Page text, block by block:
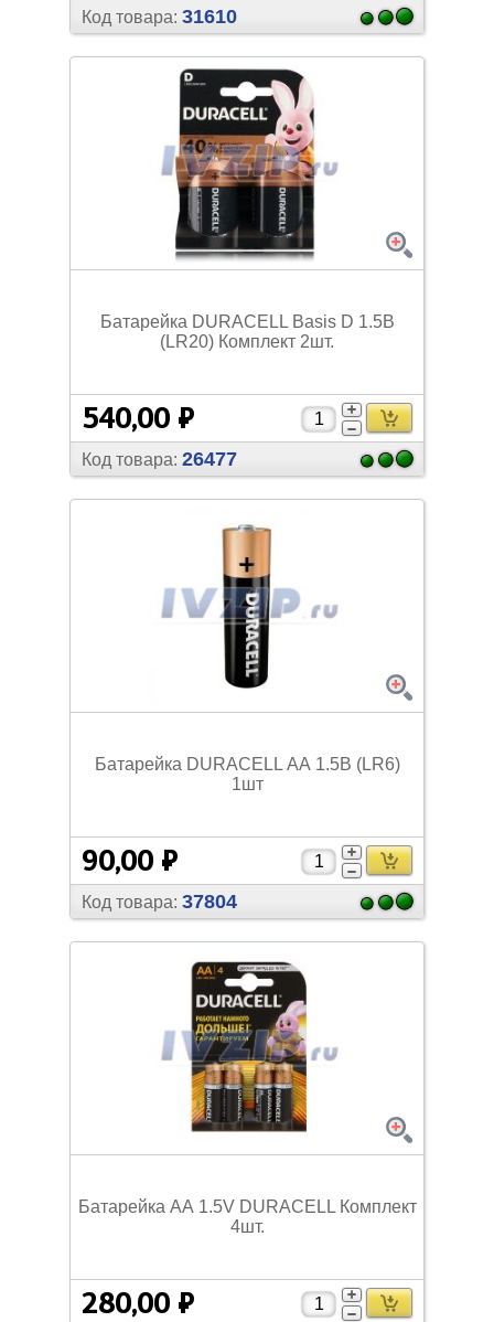
Код товара: 31610
Батарейка DURACELL Basis D 1.5В
(LR20) Комплект 2шт.
540,00 ₽
Код товара: 26477
Батарейка DURACELL АА 1.5В (LR6)
1шт
90,00 ₽
Код товара: 37804
Батарейка АА 1.5V DURACELL Комплект
4шт.
280,00 ₽